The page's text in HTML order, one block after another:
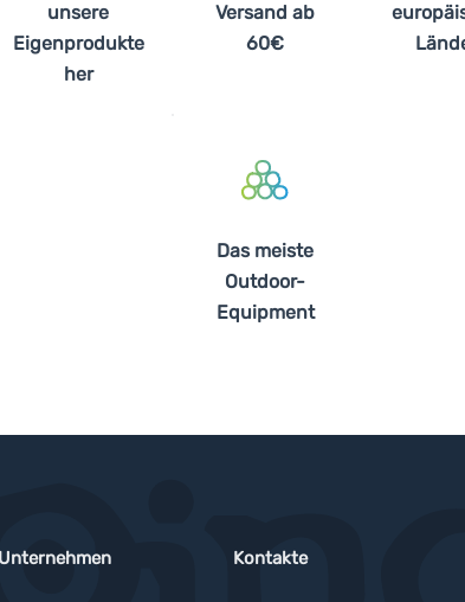
unsere
Eigenprodukte
her
Versand ab
60€
Das meiste
Outdoor-
Equipment
Kontakte